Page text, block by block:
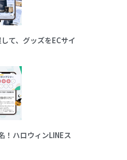
て、グッズをECサイ
！ハロウィンLINEス